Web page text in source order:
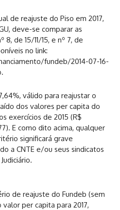
de reajuste do Piso em 2017,
deve-se comparar as
de 15/11/15, e nº 7, de
no link:
fundeb/2014-07-16-
válido para reajustar o
dos valores per capita do
exercícios de 2015 (R$
E como dito acima, qualquer
significará grave
a CNTE e/ou seus sindicatos
de reajuste do Fundeb (sem
per capita para 2017,